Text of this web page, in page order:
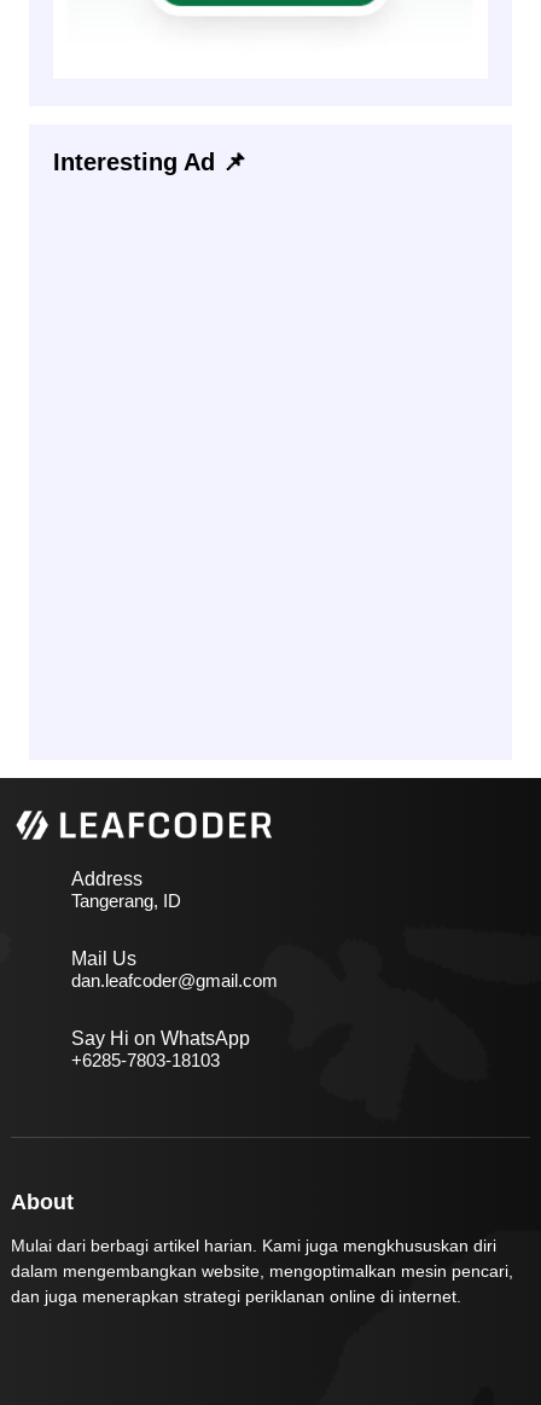
Interesting Ad 📌
Address
Tangerang, ID
Mail Us
dan.leafcoder@gmail.com
Say Hi on WhatsApp
+6285-7803-18103
About
Mulai dari berbagi artikel harian. Kami juga mengkhususkan diri
dalam mengembangkan website, mengoptimalkan mesin pencari,
dan juga menerapkan strategi periklanan online di internet.